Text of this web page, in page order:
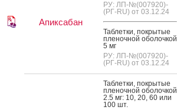
Апиксабан
РУ: ЛП-№(007920)-
(РГ-RU) от 03.12.24
Таб­летки, пок­ры­тые
пле­ноч­ной обо­лоч­кой
5 мг
РУ: ЛП-№(007920)-
(РГ-RU) от 03.12.24
Таб­летки, пок­ры­тые
пле­ноч­ной обо­лоч­кой
2.5 мг: 10, 20, 60 или
100 шт.